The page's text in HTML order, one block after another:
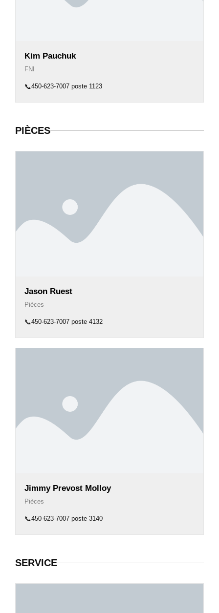
Kim Pauchuk
FNI
📞450-623-7007 poste 1123
PIÈCES
Jason Ruest
Pièces
📞450-623-7007 poste 4132
Jimmy Prevost Molloy
Pièces
📞450-623-7007 poste 3140
SERVICE